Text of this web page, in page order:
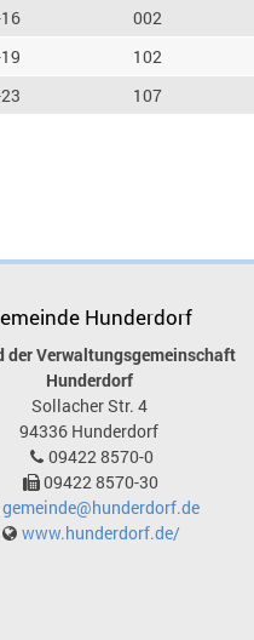
002
102
107
Hunderdorf
der Verwaltungsgemeinschaft
Hunderdorf
Sollacher Str. 4
94336 Hunderdorf
09422 8570-0
09422 8570-30
gemeinde@hunderdorf.de
www.hunderdorf.de/